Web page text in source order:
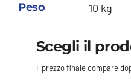
Peso 10 kg
Scegli il
Il prezzo finale compare